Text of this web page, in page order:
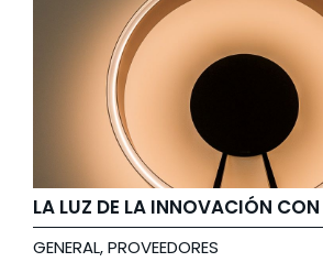
LA LUZ DE LA INNOVACIÓN
GENERAL,PROVEEDORES